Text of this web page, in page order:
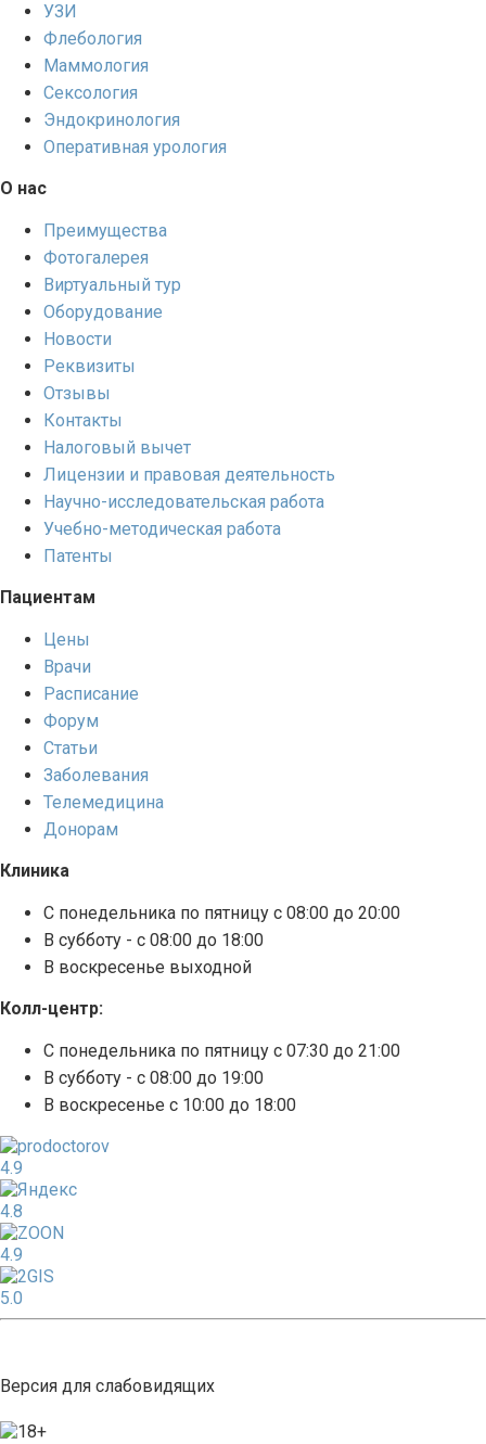
УЗИ
Флебология
Маммология
Сексология
Эндокринология
Оперативная урология
О нас
Преимущества
Фотогалерея
Виртуальный тур
Оборудование
Новости
Реквизиты
Отзывы
Контакты
Налоговый вычет
Лицензии и правовая деятельность
Научно-исследовательская работа
Учебно-методическая работа
Патенты
Пациентам
Цены
Врачи
Расписание
Форум
Статьи
Заболевания
Телемедицина
Донорам
Клиника
С понедельника по пятницу с 08:00 до 20:00
В субботу - с 08:00 до 18:00
В воскресенье выходной
Колл-центр:
С понедельника по пятницу с 07:30 до 21:00
В субботу - с 08:00 до 19:00
В воскресенье с 10:00 до 18:00
4.9
4.8
4.9
5.0
Версия для слабовидящих